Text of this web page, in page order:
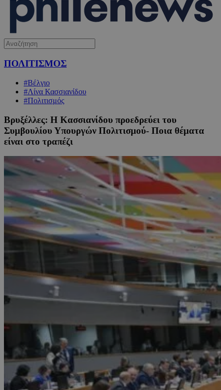
ΠΟΛΙΤΙΣΜΟΣ
#Βέλγιο
#Λίνα Κασσιανίδου
#Πολιτισμός
Βρυξέλλες: Η Κασσιανίδου προεδρεύει του
Συμβουλίου Υπουργών Πολιτισμού- Ποια θέματα
είναι στο τραπέζι